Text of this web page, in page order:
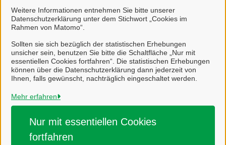
Weitere Informationen entnehmen Sie bitte unserer
Datenschutzerklärung unter dem Stichwort „Cookies im
Rahmen von Matomo“.
Sollten sie sich bezüglich der statistischen Erhebungen
unsicher sein, benutzen Sie bitte die Schaltfläche „Nur mit
essentiellen Cookies fortfahren“. Die statistischen Erhebungen
können über die Datenschutzerklärung dann jederzeit von
Ihnen, falls gewünscht, nachträglich eingeschaltet werden.
Mehr erfahren
Nur mit essentiellen Cookies
fortfahren
Biotonne beantragen und ändern
Stadt Salzgitter
Alle Rechte vorbehalten
Impressum